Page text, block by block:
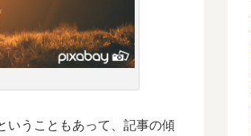
うこともあって、記事の傾